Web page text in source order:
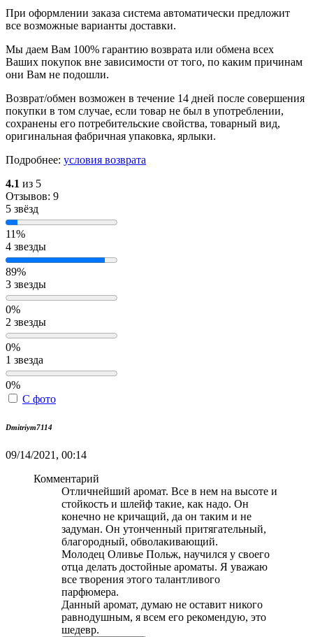
При оформлении заказа система автоматически предложит
все возможные варианты доставки.
Мы даем Вам 100% гарантию возврата или обмена всех
Ваших покупок вне зависимости от того, по каким причинам
они Вам не подошли.
Возврат/обмен возможен в течение 14 дней после совершения
покупки в том случае, если товар не был в употреблении,
сохранены его потребительские свойства, товарный вид,
оригинальная фабричная упаковка, ярлыки.
Подробнее: условия возврата
4.1 из 5
Отзывов: 9
5 звёзд
11%
4 звезды
89%
3 звезды
0%
2 звезды
0%
1 звезда
0%
С фото
Dmitriym7114
09/14/2021, 00:14
Комментарий
Отличнейший аромат. Все в нем на высоте и
стойкость и шлейф такие, как надо. Он
конечно не кричащий, да он таким и не
задуман. Он утонченный притягательный,
благородный, обволакивающий.
Молодец Оливье Польж, научился у своего
отца делать достойные ароматы. Я уважаю
все творения этого талантливого
парфюмера.
Данный аромат, думаю не оставит никого
равнодушным, я всем его рекомендую, это
шедевр.